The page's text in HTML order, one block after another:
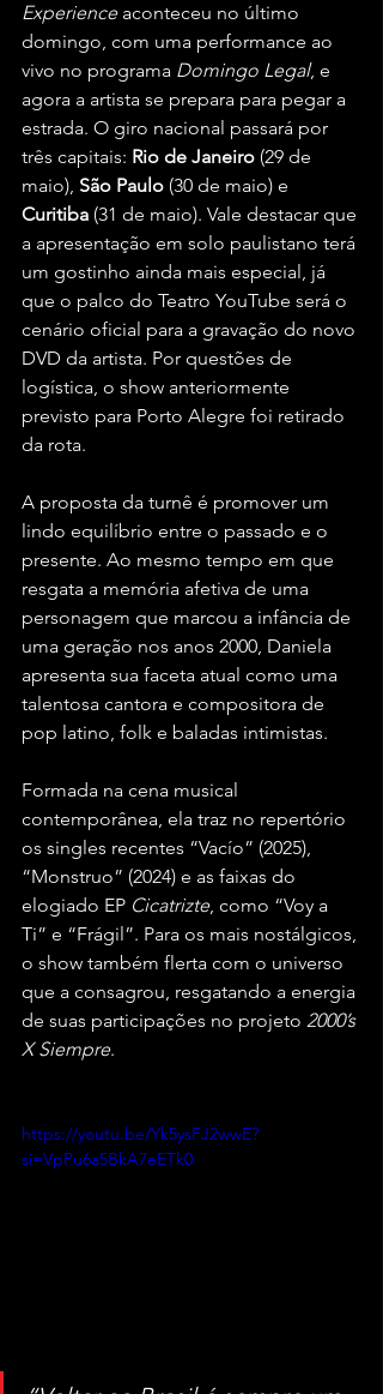
Experience aconteceu no último
domingo, com uma performance ao
vivo no programa Domingo Legal, e
agora a artista se prepara para pegar a
estrada. O giro nacional passará por
três capitais: Rio de Janeiro (29 de
maio), São Paulo (30 de maio) e
Curitiba (31 de maio). Vale destacar que
a apresentação em solo paulistano terá
um gostinho ainda mais especial, já
que o palco do Teatro YouTube será o
cenário oficial para a gravação do novo
DVD da artista. Por questões de
logística, o show anteriormente
previsto para Porto Alegre foi retirado
da rota.
A proposta da turnê é promover um
lindo equilíbrio entre o passado e o
presente. Ao mesmo tempo em que
resgata a memória afetiva de uma
personagem que marcou a infância de
uma geração nos anos 2000, Daniela
apresenta sua faceta atual como uma
talentosa cantora e compositora de
pop latino, folk e baladas intimistas.
Formada na cena musical
contemporânea, ela traz no repertório
os singles recentes “Vacío” (2025),
“Monstruo” (2024) e as faixas do
elogiado EP Cicatrizte, como “Voy a
Ti” e “Frágil”. Para os mais nostálgicos,
o show também flerta com o universo
que a consagrou, resgatando a energia
de suas participações no projeto 2000’s
X Siempre.
https://youtu.be/Yk5ysFJ2wwE?
si=VpPu6a5BkA7eETk0